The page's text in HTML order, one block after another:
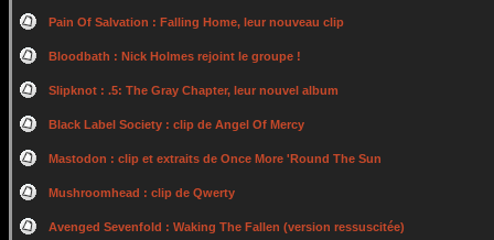
Pain Of Salvation : Falling Home, leur nouveau clip
Bloodbath : Nick Holmes rejoint le groupe !
Slipknot : .5: The Gray Chapter, leur nouvel album
Black Label Society : clip de Angel Of Mercy
Mastodon : clip et extraits de Once More 'Round The Sun
Mushroomhead : clip de Qwerty
Avenged Sevenfold : Waking The Fallen (version ressuscitée)